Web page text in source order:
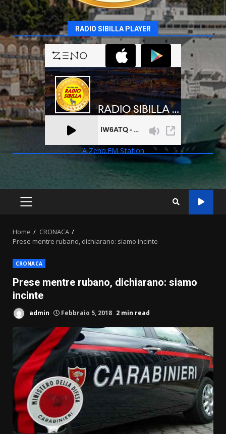
RADIO SIBILLA PLAYER
A Zeno.FM Station
PRIMARY
Home
CRONACA
Prese mentre rubano, dichiarano: siamo incinte
CRONACA
Prese mentre rubano, dichiarano: siamo
incinte
admin Febbraio 5, 2018 2 min read